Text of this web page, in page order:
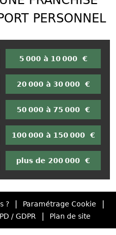
PERSONNEL
5 000 à 10 000 €
20 000 à 30 000 €
50 000 à 75 000 €
100 000 à 150 000 €
plus de 200 000 €
? | Paramétrage Cookie |
/ GDPR | Plan de site